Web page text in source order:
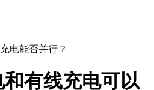
电能否并行？
有线充电可以